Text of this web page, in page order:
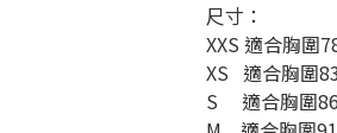
尺寸：
XXS 適合胸圍
XS   適合胸圍
S     適合胸圍